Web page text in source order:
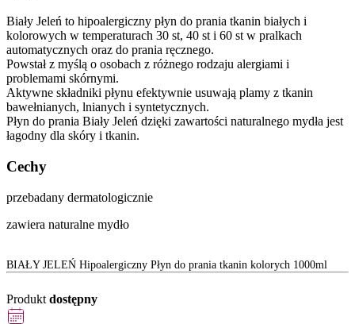
Biały Jeleń to hipoalergiczny płyn do prania tkanin białych i
kolorowych w temperaturach 30 st, 40 st i 60 st w pralkach
automatycznych oraz do prania ręcznego.
Powstał z myślą o osobach z różnego rodzaju alergiami i
problemami skórnymi.
Aktywne składniki płynu efektywnie usuwają plamy z tkanin
bawełnianych, lnianych i syntetycznych.
Płyn do prania Biały Jeleń dzięki zawartości naturalnego mydła jest
łagodny dla skóry i tkanin.
Cechy
przebadany dermatologicznie
zawiera naturalne mydło
BIAŁY JELEŃ Hipoalergiczny Płyn do prania tkanin kolorych 1000ml
Produkt dostępny